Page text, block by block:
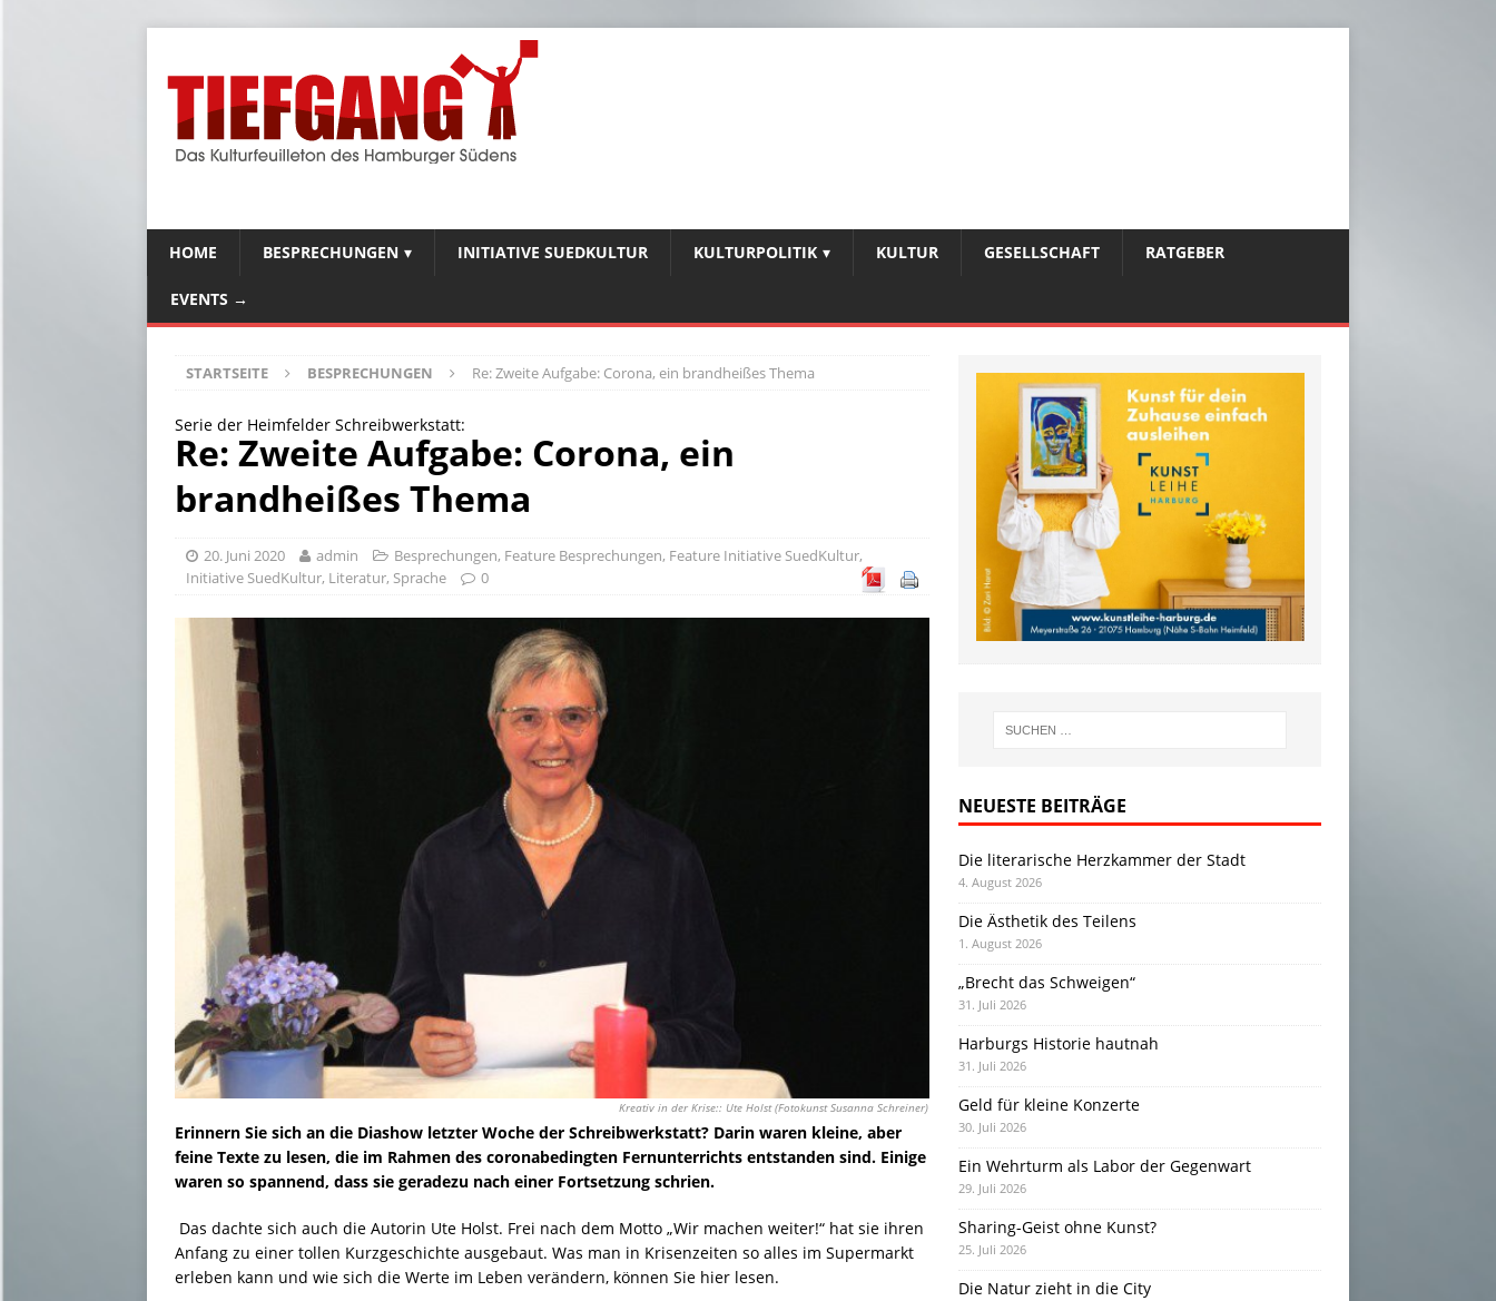
HOME BESPRECHUNGEN INITIATIVE SUEDKULTUR KULTURPOLITIK KULTUR GESELLSCHAFT RATGEBER
EVENTS →
STARTSEITE BESPRECHUNGEN Re: Zweite Aufgabe: Corona, ein brandheißes Thema
Serie der Heimfelder Schreibwerkstatt:
Re: Zweite Aufgabe: Corona, ein
brandheißes Thema
20. Juni 2020 admin Besprechungen, Feature Besprechungen, Feature Initiative SuedKultur,
Initiative SuedKultur, Literatur, Sprache 0
Kreativ in der Krise:: Ute Holst (Fotokunst Susanna Schreiner)
Erinnern Sie sich an die Diashow letzter Woche der Schreibwerkstatt? Darin waren kleine, aber
feine Texte zu lesen, die im Rahmen des coronabedingten Fernunterrichts entstanden sind. Einige
waren so spannend, dass sie geradezu nach einer Fortsetzung schrien.
Das dachte sich auch die Autorin Ute Holst. Frei nach dem Motto „Wir machen weiter!“ hat sie ihren
Anfang zu einer tollen Kurzgeschichte ausgebaut. Was man in Krisenzeiten so alles im Supermarkt
erleben kann und wie sich die Werte im Leben verändern, können Sie hier lesen.
NEUESTE BEITRÄGE
Die literarische Herzkammer der Stadt
4. August 2026
Die Ästhetik des Teilens
1. August 2026
„Brecht das Schweigen“
31. Juli 2026
Harburgs Historie hautnah
31. Juli 2026
Geld für kleine Konzerte
30. Juli 2026
Ein Wehrturm als Labor der Gegenwart
29. Juli 2026
Sharing-Geist ohne Kunst?
25. Juli 2026
Die Natur zieht in die City